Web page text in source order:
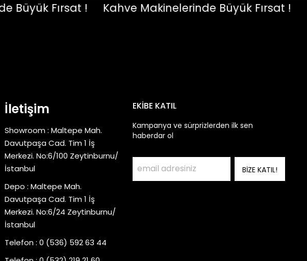
Fırsat ! Kahve Makinelerinde Büyük Fırsat !
İletişim
Showroom : Maltepe Mah.
Davutpaşa Cad. Tim 1 İş
Merkezi. No:6/100 Zeytinburnu/
İstanbul
Depo : Maltepe Mah.
Davutpaşa Cad. Tim 1 İş
Merkezi. No:6/24 Zeytinburnu/
İstanbul
Telefon : 0 (536) 592 63 44
EKİBE KATIL
Kampanya ve sürprizlerden ilk sen
haberdar ol
BİZE KATIL!